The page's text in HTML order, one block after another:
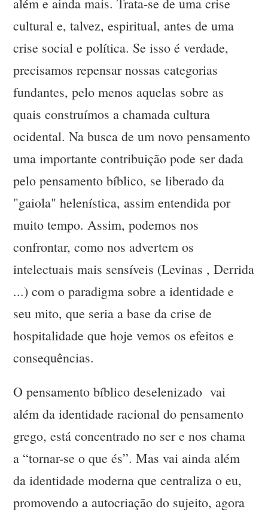
além e ainda mais. Trata-se de uma crise
cultural e, talvez, espiritual, antes de uma
crise social e política. Se isso é verdade,
precisamos repensar nossas categorias
fundantes, pelo menos aquelas sobre as
quais construímos a chamada cultura
ocidental. Na busca de um novo pensamento
uma importante contribuição pode ser dada
pelo pensamento bíblico, se liberado da
"gaiola" helenística, assim entendida por
muito tempo. Assim, podemos nos
confrontar, como nos advertem os
intelectuais mais sensíveis (Levinas , Derrida
...) com o paradigma sobre a identidade e
seu mito, que seria a base da crise de
hospitalidade que hoje vemos os efeitos e
consequências.
O pensamento bíblico deselenizado vai
além da identidade racional do pensamento
grego, está concentrado no ser e nos chama
a “tornar-se o que és”. Mas vai ainda além
da identidade moderna que centraliza o eu,
promovendo a autocriação do sujeito, agora